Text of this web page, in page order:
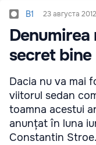
B1 23 августа
Denumirea
secret
Dacia nu va mai
viitorul sedan
toamna acestui
anunțat în luna
Constantin Stroe.